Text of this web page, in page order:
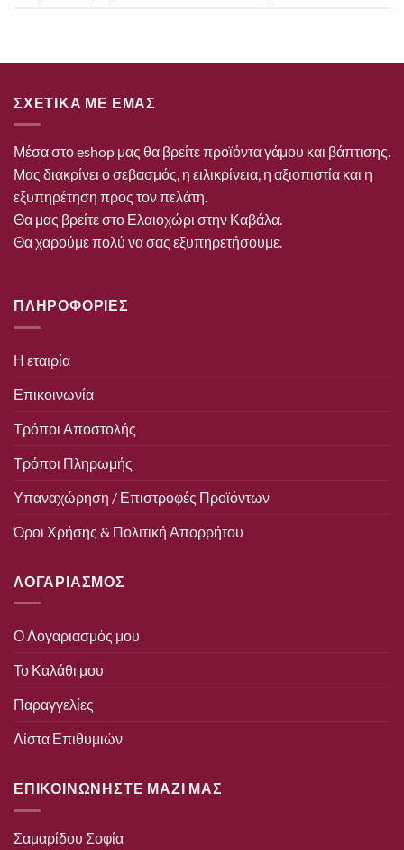
ΣΧΕΤΙΚΑ ΜΕ ΕΜΑΣ
Μέσα στο eshop μας θα βρείτε προϊόντα γάμου και βάπτισης.
Μας διακρίνει ο σεβασμός, η ειλικρίνεια, η αξιοπιστία και η
εξυπηρέτηση προς τον πελάτη.
Θα μας βρείτε στο Ελαιοχώρι στην Καβάλα.
Θα χαρούμε πολύ να σας εξυπηρετήσουμε.
ΠΛΗΡΟΦΟΡΙΕΣ
Η εταιρία
Επικοινωνία
Τρόποι Αποστολής
Τρόποι Πληρωμής
Υπαναχώρηση / Επιστροφές Προϊόντων
Όροι Χρήσης & Πολιτική Απορρήτου
ΛΟΓΑΡΙΑΣΜΟΣ
Ο Λογαριασμός μου
Το Καλάθι μου
Παραγγελίες
Λίστα Επιθυμιών
ΕΠΙΚΟΙΝΩΝΗΣΤΕ ΜΑΖΙ ΜΑΣ
Σαμαρίδου Σοφία